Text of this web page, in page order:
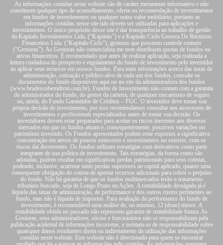
As informações contidas neste website são de caráter meramente informativo e não
constituem qualquer tipo de aconselhamento, oferta ou recomendação de investimentos
em fundos de investimentos ou qualquer outro valor mobiliário, portanto as
informações contidas nesse site não devem ser utilizadas para aplicações e
investimentos. O único propósito desse site é dar transparência ao trabalho de gestão
da Kapitalo Investimentos Ltda. (“Kapitalo”) e a Kapitalo Ciclo Gestora De Recursos
Financeiros Ltda. (“Kapitalo Ciclo”), gestoras que possuem controle comum
(“Gestoras”). As Gestoras não comercializa me nem distribuem quotas de fundos ou
ativos financeiros. É recomendado que antes de realizar aplicação, seja realizada a
leitura cuidadosa do prospecto e regulamento do fundo de investimento pelo investidor
ao aplicar seus recursos em nossos fundos. Para mais informações acerca das taxas de
administração, cotização e público-alvo de cada um dos fundos, consulte os
documentos do fundo disponíveis aqui ou no site da administradora dos fundos
(www.bradescobemdtvm.com.br). Fundos de Investimento não contam com a garantia
do administrador do fundo, do gestor da carteira, de qualquer mecanismo de seguro
ou, ainda, do Fundo Garantidor de Créditos – FGC. O investidor deve tomar sua
própria decisão de investimento, por isso recomendamos consultar aos assessores de
investimentos e profissionais especializados antes de tomar sua decisão. Os
investidores devem estar preparados para aceitar os riscos inerentes aos diversos
mercados em que os fundos atuam e, consequentemente, possíveis variações no
patrimônio investido. Os Fundos apresentados podem estar expostos a significativa
concentração em ativos de poucos emissores e investimentos no exterior, com os
riscos daí decorrentes. Os fundos utilizam estratégias com derivativos como parte
integrante de sua política de investimento. Tais estratégias, da forma como são
adotadas, podem resultar em significativas perdas patrimoniais para seus cotistas,
podendo, inclusive, acarretar tanto perdas superiores ao capital aplicado, quanto uma
consequente obrigação do cotista de aportar recursos adicionais para cobrir o prejuízo
do fundo. Não há garantia de que os fundos multimercados terão o tratamento
tributário buscado, seja de Longo Prazo ou Ações. A rentabilidade divulgada já é
líquida das taxas de administração, de performance e dos outros custos pertinentes ao
fundo, mas não é líquida de impostos. Para avaliação da performance do fundo de
investimento, é recomendável uma análise de, no mínimo, 12 (doze) meses. A
rentabilidade obtida no passado não representa garantia de rentabilidade futura. As
Gestoras, seus administradores, sócios e funcionários não se responsabilizam pela
publicação acidental de informações incorretas, e isentam-se de responsabilidade sobre
quaisquer danos resultantes direta ou indiretamente da utilização das informações
contidas neste website. Este website não é direcionado para quem se encontrar